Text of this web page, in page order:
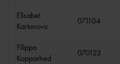
Elisabet
Kartunovic
071104
Filippa
Kopparhed
070123